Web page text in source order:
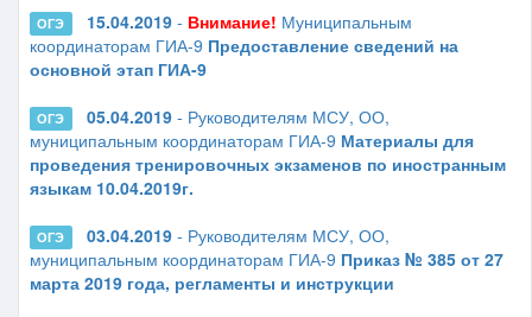
ОГЭ 15.04.2019- Внимание! Муниципальным
координаторам ГИА-9 Предоставление сведений на
основной этап ГИА-9
ОГЭ 05.04.2019- Руководителям МСУ, ОО,
муниципальным координаторам ГИА-9 Материалы для
проведения тренировочных экзаменов по иностранным
языкам 10.04.2019г.
ОГЭ 03.04.2019- Руководителям МСУ, ОО,
муниципальным координаторам ГИА-9 Приказ № 385 от 27
марта 2019 года, регламенты и инструкции